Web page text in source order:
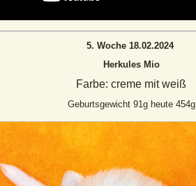
5. Woche 18.02.2024
Herkules Mio
Farbe: creme mit weiß
Geburtsgewicht 91g heute 454g